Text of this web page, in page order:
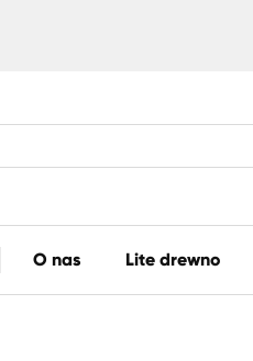
O nas Lite drewno